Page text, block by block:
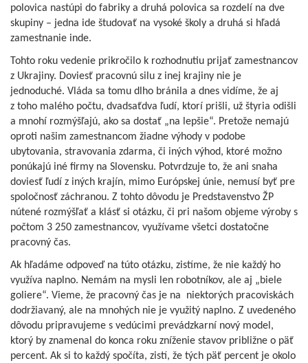
polovica nastúpi do fabriky a druhá polovica sa rozdelí na dve
skupiny – jedna ide študovať na vysoké školy a druhá si hľadá
zamestnanie inde.
Tohto roku vedenie prikročilo k rozhodnutiu prijať zamestnancov
z Ukrajiny. Doviesť pracovnú silu z inej krajiny nie je
jednoduché. Vláda sa tomu dlho bránila a dnes vidíme, že aj
z toho malého počtu, dvadsaťdva ľudí, ktorí prišli, už štyria odišli
a mnohí rozmýšľajú, ako sa dostať „na lepšie“. Pretože nemajú
oproti našim zamestnancom žiadne výhody v podobe
ubytovania, stravovania zdarma, či iných výhod, ktoré možno
ponúkajú iné firmy na Slovensku. Potvrdzuje to, že ani snaha
doviesť ľudí z iných krajín, mimo Európskej únie, nemusí byť pre
spoločnosť záchranou. Z tohto dôvodu je Predstavenstvo ŽP
nútené rozmýšľať a klásť si otázku, či pri našom objeme výroby s
počtom 3 250 zamestnancov, využívame všetci dostatočne
pracovný čas.
Ak hľadáme odpoveď na túto otázku, zistíme, že nie každý ho
využíva naplno. Nemám na mysli len robotníkov, ale aj „biele
goliere“. Vieme, že pracovný čas je na niektorých pracoviskách
dodržiavaný, ale na mnohých nie je využitý naplno. Z uvedeného
dôvodu pripravujeme s vedúcimi prevádzkarní nový model,
ktorý by znamenal do konca roku zníženie stavov približne o päť
percent. Ak si to každý spočíta, zistí, že tých päť percent je okolo